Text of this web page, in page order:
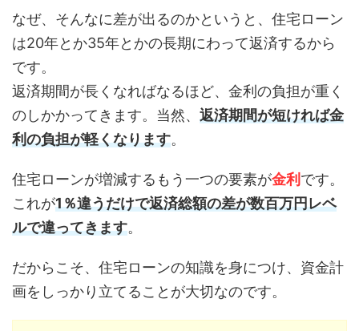
なぜ、そんなに差が出るのかというと、住宅ローン
は20年とか35年とかの長期にわって返済するから
です。
返済期間が長くなればなるほど、金利の負担が重く
のしかかってきます。当然、 返済期間が短ければ金
利の負担が軽くなります。
住宅ローンが増減するもう一つの要素が金利 です。
これが1％違うだけで返済総額の差が数百万円レベ
ルで違ってきます。
だからこそ、住宅ローンの知識を身につけ、資金計
画をしっかり立てることが大切なのです。